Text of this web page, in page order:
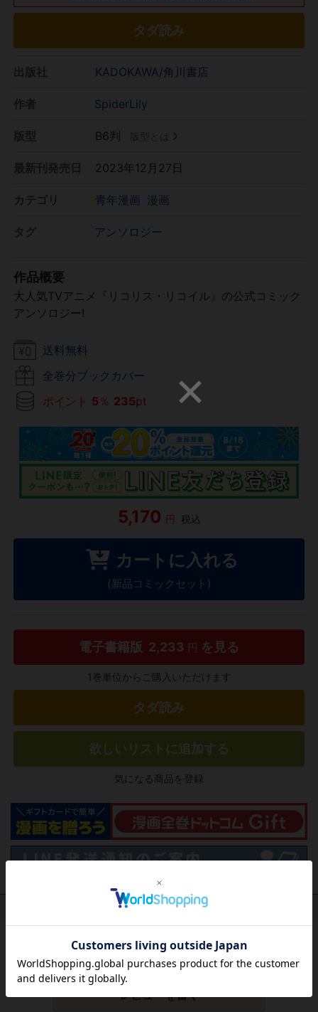
タダ読み
KADOKAWA/角川書店
SpiderLily
B6判
2023年12月27日
青年漫画 漫画
アンソロジー
作品概要
大人気TVアニメ『リコリス・リコイル』の公式コミック
アンソロジー!
送料無料
全巻分ブックカバー
ポイント 5 ％ 235pt
5,170 円 税込
カートに入れる
(新品コミックセット)
電子書籍版 2,233 円 を見る
1巻単位からご購入いただけます
タダ読み
欲しいリストに追加する
気になる商品を登録
（関連商品を含む）
この作品にはまだレビューがありません。 今後読まれる
方のために感想を共有してもらえませんか？
レビューを書く